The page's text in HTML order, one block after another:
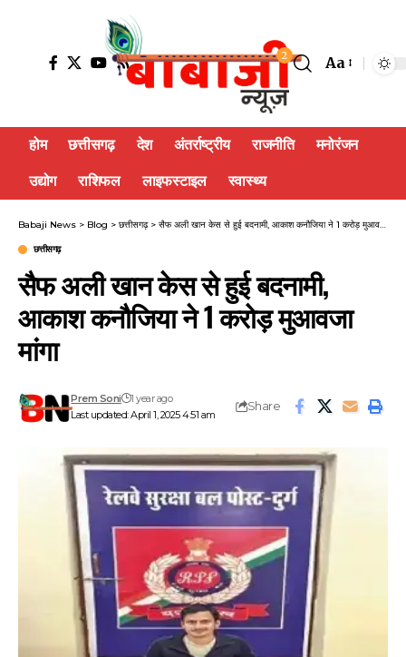
2 Aa
होम छत्तीसगढ़ देश अंतर्राष्ट्रीय राजनीति मनोरंजन
उद्योग राशिफल लाइफस्टाइल स्वास्थ्य
Babaji News > Blog > छत्तीसगढ़> सैफ अली खान केस से हुई बदनामी, आकाश कनौजिया ने 1 करोड़ मुआवजा मांगा
छत्तीसगढ़
सैफ अली खान केस से हुई बदनामी,
आकाश कनौजिया ने 1 करोड़ मुआवजा
मांगा
Last updated: April 1, 2025 4:51 am
Prem Soni 1 year ago
Share